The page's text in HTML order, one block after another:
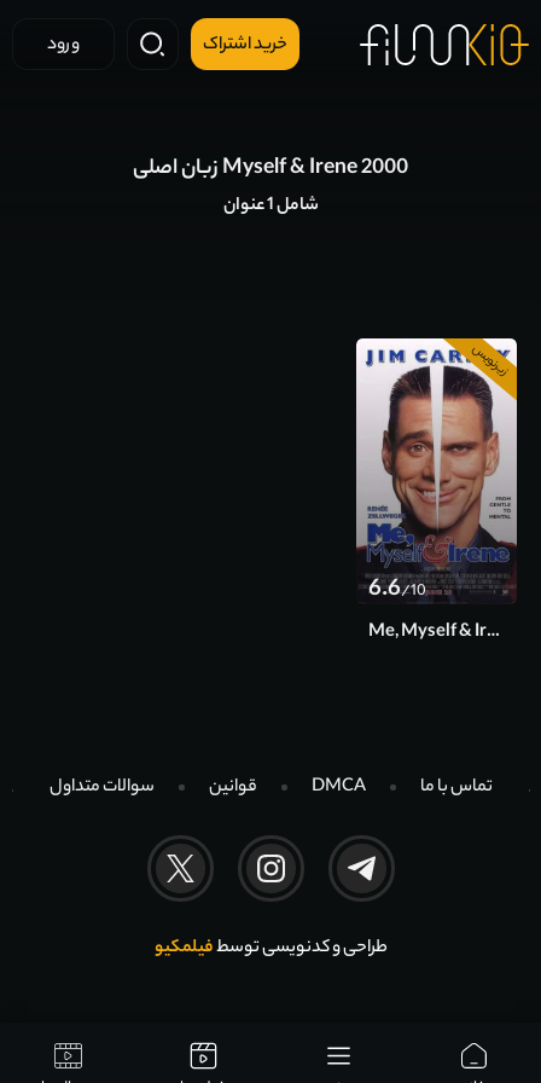
خرید اشتراک ورود
Myself & Irene 2000 زبان اصلی
شامل 1 عنوان
زیرنویس
6.6/10
Me, Myself & Irene 2000
تماس با ما DMCA قوانین سوالات متداول
طراحی و کدنویسی توسطفیلمکیو